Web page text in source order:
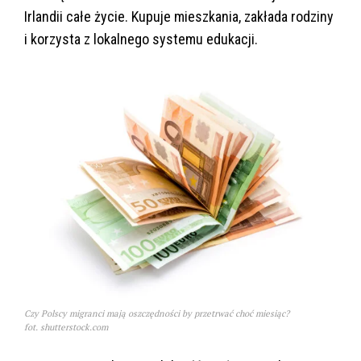
Irlandii całe życie. Kupuje mieszkania, zakłada rodziny
i korzysta z lokalnego systemu edukacji.
Czy Polscy migranci mają oszczędności by przetrwać choć miesiąc?
fot. shutterstock.com